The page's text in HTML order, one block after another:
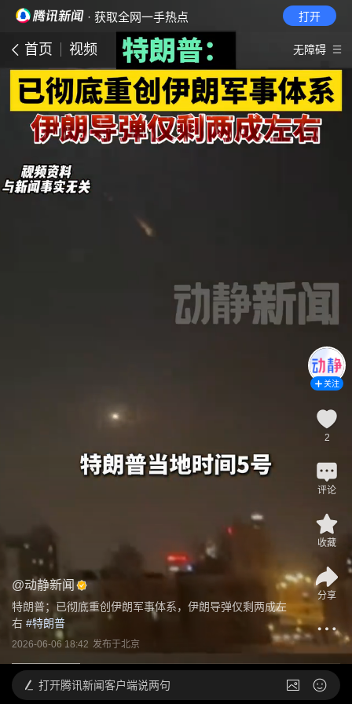
· 获取全网一手热点 打开
首页 视频 无障碍
@动静新闻
特朗普；已彻底重创伊朗军事体系，伊朗导弹仅剩两成左
右 #特朗普
2026-06-06 18:42 发布于北京
关注
2
评论
收藏
分享
打开腾讯新闻客户端说两句